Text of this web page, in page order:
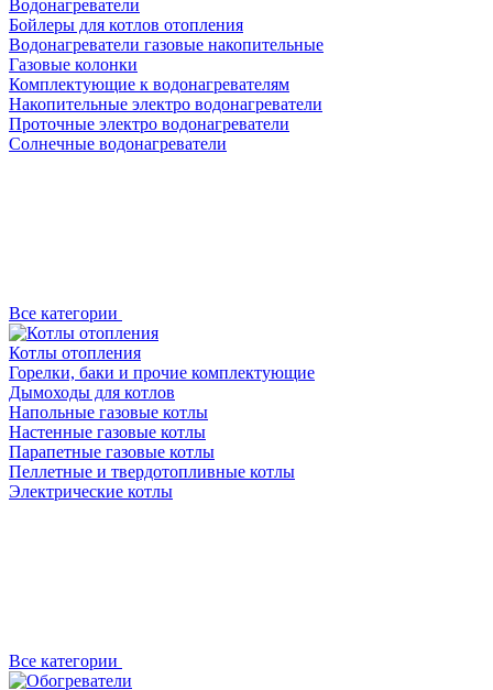
Водонагреватели
Бойлеры для котлов отопления
Водонагреватели газовые накопительные
Газовые колонки
Комплектующие к водонагревателям
Накопительные электро водонагреватели
Проточные электро водонагреватели
Солнечные водонагреватели
Все категории
Котлы отопления
Горелки, баки и прочие комплектующие
Дымоходы для котлов
Напольные газовые котлы
Настенные газовые котлы
Парапетные газовые котлы
Пеллетные и твердотопливные котлы
Электрические котлы
Все категории